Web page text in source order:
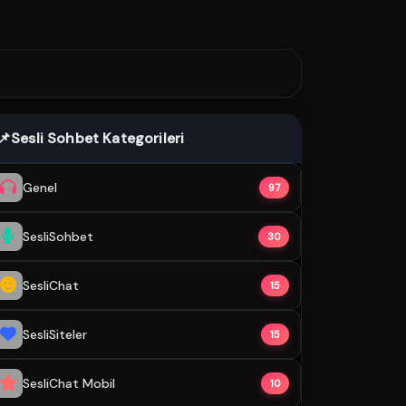
Sesli Sohbet Kategorileri
Genel 97
SesliSohbet 30
SesliChat 15
SesliSiteler 15
SesliChat Mobil 10